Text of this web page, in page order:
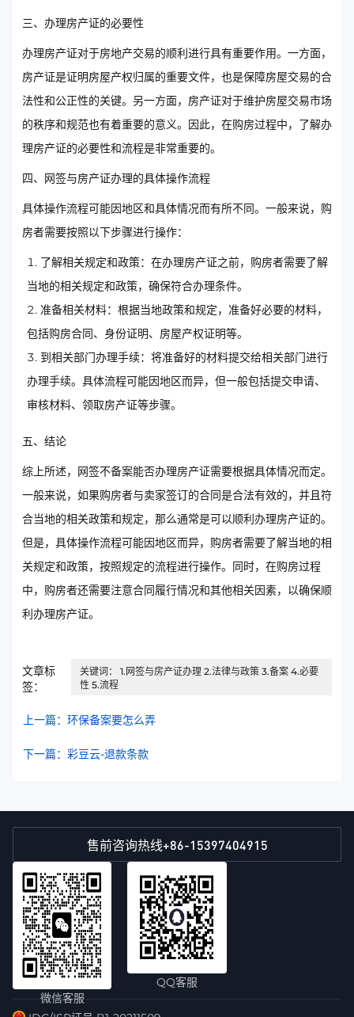
三、办理房产证的必要性
办理房产证对于房地产交易的顺利进行具有重要作用。一方面，
房产证是证明房屋产权归属的重要文件，也是保障房屋交易的合
法性和公正性的关键。另一方面，房产证对于维护房屋交易市场
的秩序和规范也有着重要的意义。因此，在购房过程中，了解办
理房产证的必要性和流程是非常重要的。
四、网签与房产证办理的具体操作流程
具体操作流程可能因地区和具体情况而有所不同。一般来说，购
房者需要按照以下步骤进行操作：
了解相关规定和政策：在办理房产证之前，购房者需要了解
当地的相关规定和政策，确保符合办理条件。
准备相关材料：根据当地政策和规定，准备好必要的材料，
包括购房合同、身份证明、房屋产权证明等。
到相关部门办理手续：将准备好的材料提交给相关部门进行
办理手续。具体流程可能因地区而异，但一般包括提交申请、
审核材料、领取房产证等步骤。
五、结论
综上所述，网签不备案能否办理房产证需要根据具体情况而定。
一般来说，如果购房者与卖家签订的合同是合法有效的，并且符
合当地的相关政策和规定，那么通常是可以顺利办理房产证的。
但是，具体操作流程可能因地区而异，购房者需要了解当地的相
关规定和政策，按照规定的流程进行操作。同时，在购房过程
中，购房者还需要注意合同履行情况和其他相关因素，以确保顺
利办理房产证。
文章标
签：
关键词： 1.网签与房产证办理 2.法律与政策 3.备案 4.必要
性 5.流程
上一篇：环保备案要怎么弄
下一篇：彩豆云-退款条款
售前咨询热线+86-15397404915
微信客服
QQ客服